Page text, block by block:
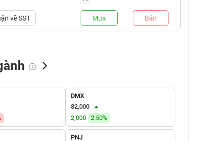
vềSST Mua Bán
Tự doanh mua
DMX
82,000
2,000
2.50%
PNJ